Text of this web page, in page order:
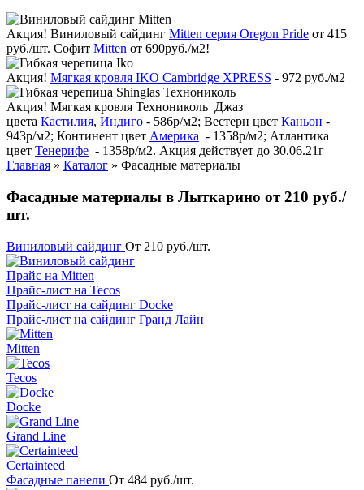
Акция! Виниловый сайдинг Mitten серия Oregon Pride от 415
руб./шт. Софит Mitten от 690руб./м2!
Акция! Мягкая кровля IKO Cambridge XPRESS - 972 руб./м2
Акция! Мягкая кровля Технониколь Джаз
цвета Кастилия, Индиго - 586р/м2; Вестерн цвет Каньон -
943р/м2; Континент цвет Америка - 1358р/м2; Атлантика
цвет Тенерифе - 1358р/м2. Акция действует до 30.06.21г
Главная » Каталог » Фасадные материалы
Фасадные материалы в Лыткарино от 210 руб./
шт.
Виниловый сайдинг От 210 руб./шт.
Прайс на Mitten
Прайс-лист на Tecos
Прайс-лист на сайдинг Docke
Прайс-лист на сайдинг Гранд Лайн
Mitten
Tecos
Docke
Grand Line
Certainteed
Фасадные панели От 484 руб./шт.